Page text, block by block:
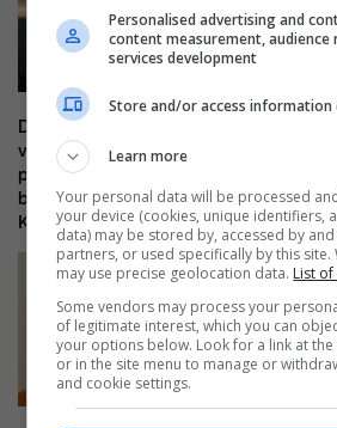
Deda: Nuk është normal
vazhdimi i gjenerimit të krizave
politike, askush nuk ja u ka për
borxh këtë fundosje të
Kosovës
Personalised advertising and
content measurement, audience
services development
Store and/or access information
Learn more
Your personal data will be processed
your device (cookies, unique identifiers,
data) may be stored by, accessed by
partners, or used specifically by this
may use precise geolocation data. List
Some vendors may process your
of legitimate interest, which you can
your options below. Look for a link at
or in the site menu to manage or
and cookie settings.